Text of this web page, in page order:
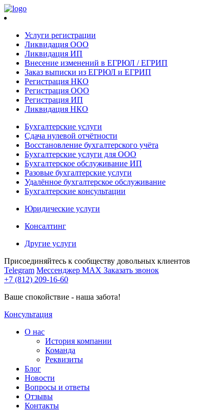
Услуги регистрации
Ликвидация ООО
Ликвидация ИП
Внесение изменений в ЕГРЮЛ / ЕГРИП
Заказ выписки из ЕГРЮЛ и ЕГРИП
Регистрация НКО
Регистрация ООО
Регистрация ИП
Ликвидация НКО
Бухгалтерские услуги
Сдача нулевой отчётности
Восстановление бухгалтерского учёта
Бухгалтерские услуги для ООО
Бухгалтерское обслуживание ИП
Разовые бухгалтерские услуги
Удалённое бухгалтерское обслуживание
Бухгалтерские консультации
Юридические услуги
Консалтинг
Другие услуги
Присоединяйтесь к сообществу довольных клиентов
Telegram Мессенджер MAX Заказать звонок
+7 (812) 209-16-60
Ваше спокойствие - наша забота!
Консультация
О нас
История компании
Команда
Реквизиты
Блог
Новости
Вопросы и ответы
Отзывы
Контакты